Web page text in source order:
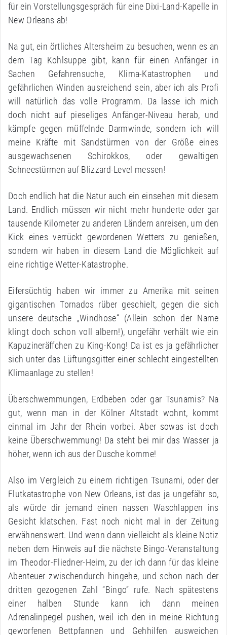
für ein Vorstellungsgespräch für eine Dixi-Land-Kapelle in
New Orleans ab!
Na gut, ein örtliches Altersheim zu besuchen, wenn es an
dem Tag Kohlsuppe gibt, kann für einen Anfänger in
Sachen Gefahrensuche, Klima-Katastrophen und
gefährlichen Winden ausreichend sein, aber ich als Profi
will natürlich das volle Programm. Da lasse ich mich
doch nicht auf pieseliges Anfänger-Niveau herab, und
kämpfe gegen müffelnde Darmwinde, sondern ich will
meine Kräfte mit Sandstürmen von der Größe eines
ausgewachsenen Schirokkos, oder gewaltigen
Schneestürmen auf Blizzard-Level messen!
Doch endlich hat die Natur auch ein einsehen mit diesem
Land. Endlich müssen wir nicht mehr hunderte oder gar
tausende Kilometer zu anderen Ländern anreisen, um den
Kick eines verrückt gewordenen Wetters zu genießen,
sondern wir haben in diesem Land die Möglichkeit auf
eine richtige Wetter-Katastrophe.
Eifersüchtig haben wir immer zu Amerika mit seinen
gigantischen Tornados rüber geschielt, gegen die sich
unsere deutsche „Windhose“ (Allein schon der Name
klingt doch schon voll albern!), ungefähr verhält wie ein
Kapuzineräffchen zu King-Kong! Da ist es ja gefährlicher
sich unter das Lüftungsgitter einer schlecht eingestellten
Klimaanlage zu stellen!
Überschwemmungen, Erdbeben oder gar Tsunamis? Na
gut, wenn man in der Kölner Altstadt wohnt, kommt
einmal im Jahr der Rhein vorbei. Aber sowas ist doch
keine Überschwemmung! Da steht bei mir das Wasser ja
höher, wenn ich aus der Dusche komme!
Also im Vergleich zu einem richtigen Tsunami, oder der
Flutkatastrophe von New Orleans, ist das ja ungefähr so,
als würde dir jemand einen nassen Waschlappen ins
Gesicht klatschen. Fast noch nicht mal in der Zeitung
erwähnenswert. Und wenn dann vielleicht als kleine Notiz
neben dem Hinweis auf die nächste Bingo-Veranstaltung
im Theodor-Fliedner-Heim, zu der ich dann für das kleine
Abenteuer zwischendurch hingehe, und schon nach der
dritten gezogenen Zahl “Bingo” rufe. Nach spätestens
einer halben Stunde kann ich dann meinen
Adrenalinpegel pushen, weil ich den in meine Richtung
geworfenen Bettpfannen und Gehhilfen ausweichen